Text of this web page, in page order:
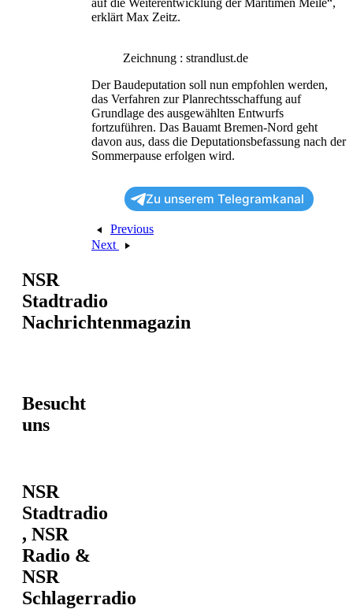
auf die Weiterentwicklung der Maritimen Meile“,
erklärt Max Zeitz.
Zeichnung : strandlust.de
Der Baudeputation soll nun empfohlen werden,
das Verfahren zur Planrechtsschaffung auf
Grundlage des ausgewählten Entwurfs
fortzuführen. Das Bauamt Bremen-Nord geht
davon aus, dass die Deputationsbefassung nach der
Sommerpause erfolgen wird.
Zu unserem Telegramkanal
Previous
Next
NSR
Stadtradio
Nachrichtenmagazin
Besucht
uns
NSR
Stadtradio
, NSR
Radio &
NSR
Schlagerradio